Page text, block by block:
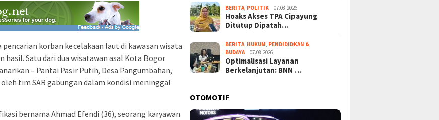
pencarian korban kecelakaan laut di kawasan wisata
hasil. Satu dari dua wisatawan asal Kota Bogor
– Pantai Pasir Putih, Desa Pangumbahan,
tim SAR gabungan dalam kondisi meninggal
bernama Ahmad Efendi (36), seorang karyawan
BERITA, POLITIK 07.08.2026
Hoaks Akses TPA Cipayung
Ditutup Dipatah…
BERITA, HUKUM, PENDIDIDKAN &
BUDAYA
07.08.2026
Optimalisasi Layanan
Berkelanjutan: BNN …
OTOMOTIF